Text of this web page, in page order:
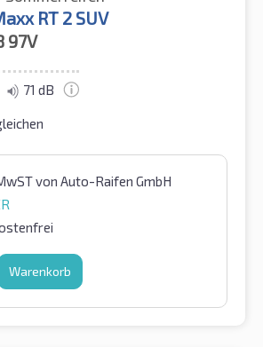
RT 2 SUV
97V
71 dB
von Auto-Raifen GmbH
Warenkorb